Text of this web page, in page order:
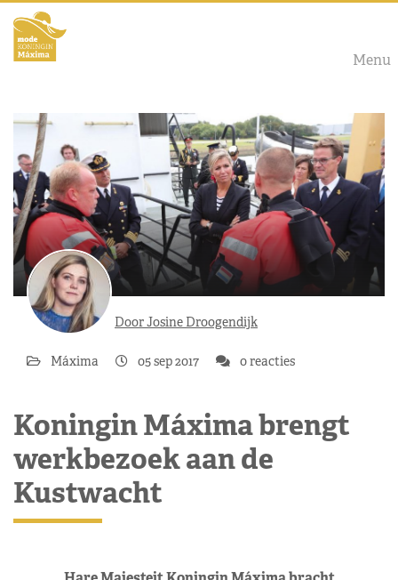
Menu
Door Josine Droogendijk
Máxima 05 sep 2017 0 reacties
Koningin Máxima brengt
werkbezoek aan de
Kustwacht